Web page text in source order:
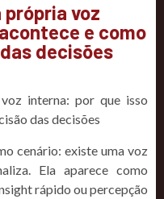
própria voz
e como
decisões
interna: por que isso
das decisões
cenário: existe uma voz
Ela aparece como
rápido ou percepção